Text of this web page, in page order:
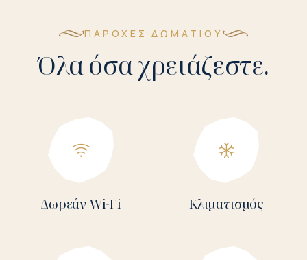
ΠΑΡΟΧΈΣ ΔΩΜΑΤΊΟΥ
Όλα όσα χρειάζεστε.
Δωρεάν Wi-Fi Κλιματισμός